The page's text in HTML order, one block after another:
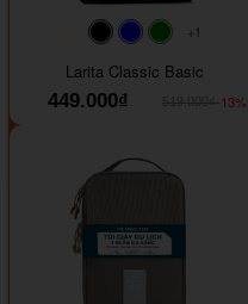
#faf0e6
#000000#0000FF#008000
+1
Larita Classic Basic
449.000₫
-13%